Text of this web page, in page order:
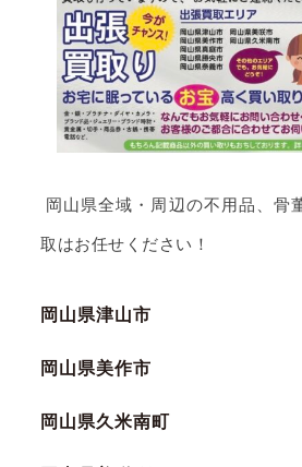
岡山県全域・周辺の不用品、骨
取はお任せください！
岡山県津山市
岡山県美作市
岡山県久米南町